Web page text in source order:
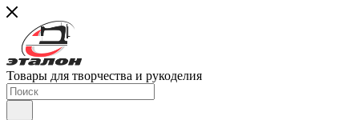
Товары для творчества и рукоделия